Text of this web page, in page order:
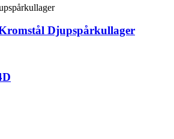
Djupspårkullager